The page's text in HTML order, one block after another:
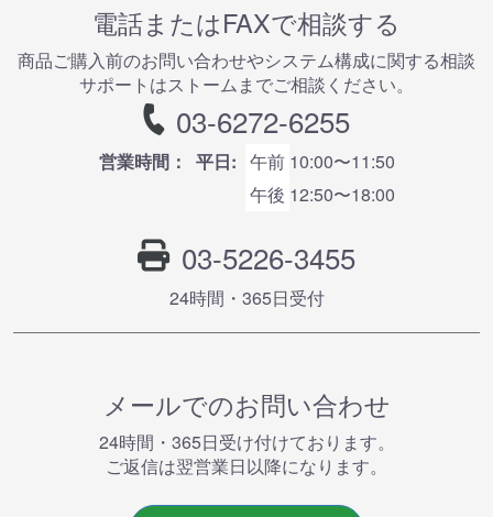
電話またはFAXで相談する
商品ご購⼊前のお問い合わせやシステム構成に関する相談
サポートはストームまでご相談ください。
03-6272-6255
営業時間： 平日: 午前 10:00〜11:50
午後 12:50〜18:00
03-5226-3455
24時間・365⽇受付
メールでのお問い合わせ
24時間・365⽇受け付けております。
ご返信は翌営業⽇以降になります。